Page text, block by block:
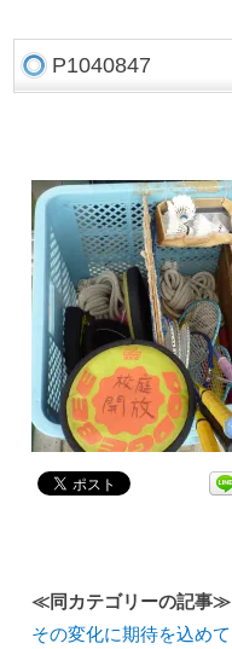
P1040847
≪同カテゴリーの記事≫
その変化に期待を込めて